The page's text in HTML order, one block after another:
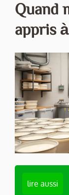
Quand
appris
lire aussi